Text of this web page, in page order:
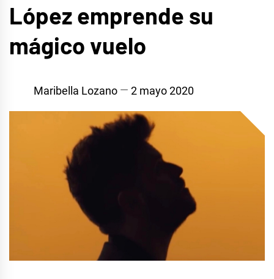
López emprende su
mágico vuelo
Maribella Lozano 2 mayo 2020